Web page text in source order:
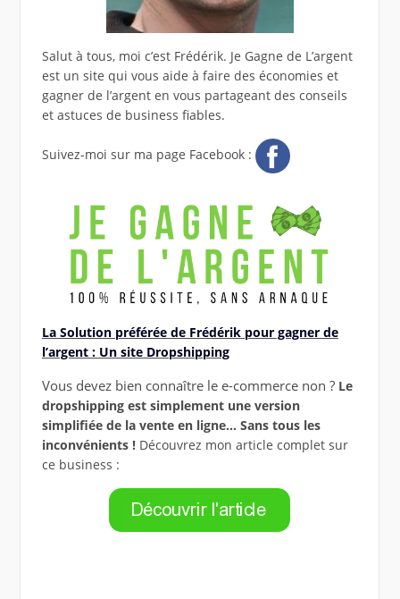
Salut à tous, moi c’est Frédérik. Je Gagne de L’argent
est un site qui vous aide à faire des économies et
gagner de l’argent en vous partageant des conseils
et astuces de business fiables.
Suivez-moi sur ma page Facebook :
La Solution préférée de Frédérik pour gagner de
l’argent : Un site Dropshipping
Vous devez bien connaître le e-commerce non ? Le
dropshipping est simplement une version
simplifiée de la vente en ligne… Sans tous les
inconvénients !Découvrez mon article complet sur
ce business :